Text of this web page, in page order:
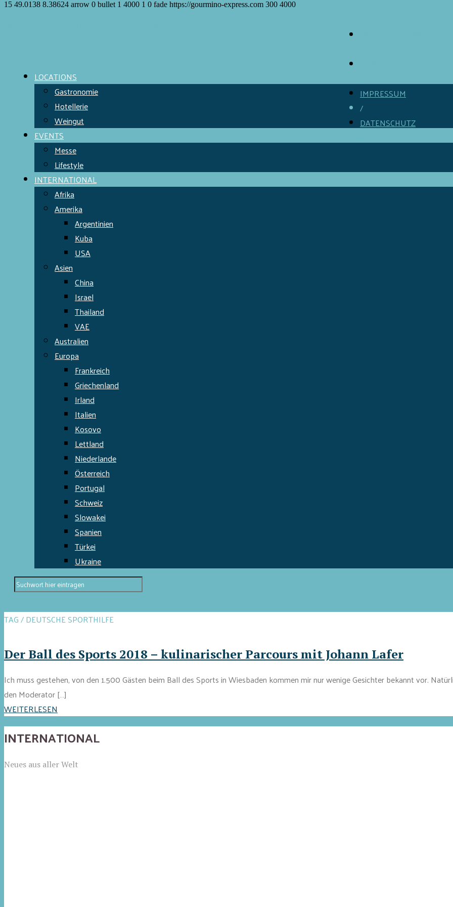
15 49.0138 8.38624 arrow 0 bullet 1 4000 1 0 fade https://gourmino-express.com 300 4000
IMPRESSUM
/
DATENSCHUTZ
LOCATIONS
Gastronomie
Hotellerie
Weingut
EVENTS
Messe
Lifestyle
INTERNATIONAL
Afrika
Amerika
Argentinien
Kuba
USA
Asien
China
Israel
Thailand
VAE
Australien
Europa
Frankreich
Griechenland
Irland
Italien
Kosovo
Lettland
Niederlande
Österreich
Portugal
Schweiz
Slowakei
Spanien
Türkei
Ukraine
TAG / DEUTSCHE SPORTHILFE
Der Ball des Sports 2018 – kulinarischer Parcours mit Johann Lafer
Ich muss gestehen, von den 1.500 Gästen beim Ball des Sports in Wiesbaden kommen mir nur wenige Gesichter bekannt vor.
den Moderator […]
WEITERLESEN
INTERNATIONAL
Neues aus aller Welt